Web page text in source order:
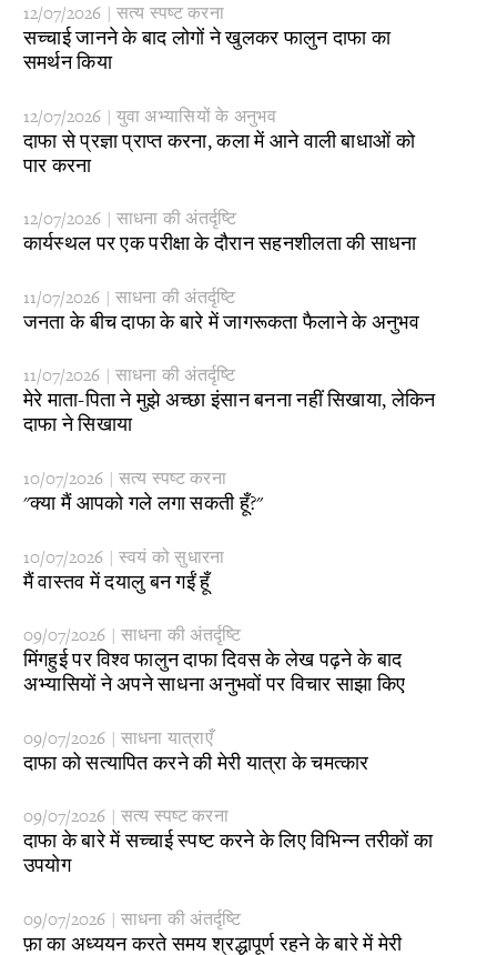
12/07/2026 | सत्य स्पष्ट करना
​सच्चाई जानने के बाद लोगों ने खुलकर फालुन दाफा का
समर्थन किया
12/07/2026 | युवा अभ्यासियों के अनुभव
​दाफा से प्रज्ञा प्राप्त करना, कला में आने वाली बाधाओं को
पार करना
12/07/2026 | साधना की अंतर्दृष्टि
​कार्यस्थल पर एक परीक्षा के दौरान सहनशीलता की साधना
11/07/2026 | साधना की अंतर्दृष्टि
​जनता के बीच दाफा के बारे में जागरूकता फैलाने के अनुभव
11/07/2026 | साधना की अंतर्दृष्टि
​मेरे माता-पिता ने मुझे अच्छा इंसान बनना नहीं सिखाया, लेकिन
दाफा ने सिखाया
10/07/2026 | सत्य स्पष्ट करना
​"क्या मैं आपको गले लगा सकती हूँ?"
10/07/2026 | स्वयं को सुधारना
​मैं वास्तव में दयालु बन गईं हूँ
09/07/2026 | साधना की अंतर्दृष्टि
​मिंगहुई पर विश्व फालुन दाफा दिवस के लेख पढ़ने के बाद
अभ्यासियों ने अपने साधना अनुभवों पर विचार साझा किए
09/07/2026 | साधना यात्राएँ
​दाफा को सत्यापित करने की मेरी यात्रा के चमत्कार
09/07/2026 | सत्य स्पष्ट करना
​दाफा के बारे में सच्चाई स्पष्ट करने के लिए विभिन्न तरीकों का
उपयोग
09/07/2026 | साधना की अंतर्दृष्टि
​फ़ा का अध्ययन करते समय श्रद्धापूर्ण रहने के बारे में मेरी